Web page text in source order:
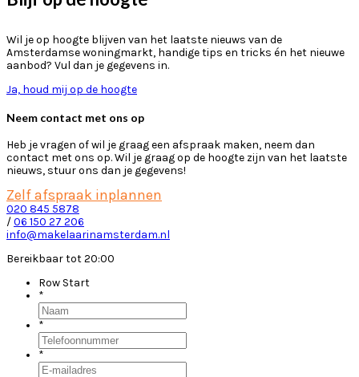
Wil je op hoogte blijven van het laatste nieuws van de
Amsterdamse woningmarkt, handige tips en tricks én het nieuwe
aanbod? Vul dan je gegevens in.
Ja, houd mij op de hoogte
Neem contact met ons op
Heb je vragen of wil je graag een afspraak maken, neem dan
contact met ons op. Wil je graag op de hoogte zijn van het laatste
nieuws, stuur ons dan je gegevens!
Zelf afspraak inplannen
020 845 5878
/06 150 27 206
info@makelaarinamsterdam.nl
Bereikbaar tot 20:00
Row Start
*
*
*